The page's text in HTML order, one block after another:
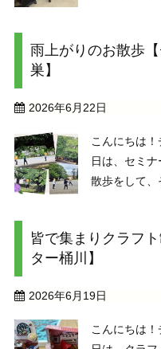
ご紹介して ...
雨上がりのお散歩
巣】
2026年6月22日
こんにちは
日は、セミ
散歩をして、
回したりバド
スで過ごしま
皆で集まりクラフ
ター桶川】
2026年6月19日
こんにちは